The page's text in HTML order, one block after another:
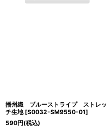
播州織 ブルーストライプ ストレッ
チ生地 [S0032-SM9550-01]
590円(税込)